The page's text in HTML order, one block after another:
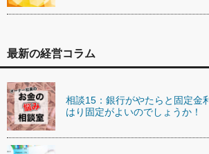
最新の経営コラム
相談15：銀行がやたらと固定金
はり固定がよいのでしょうか！